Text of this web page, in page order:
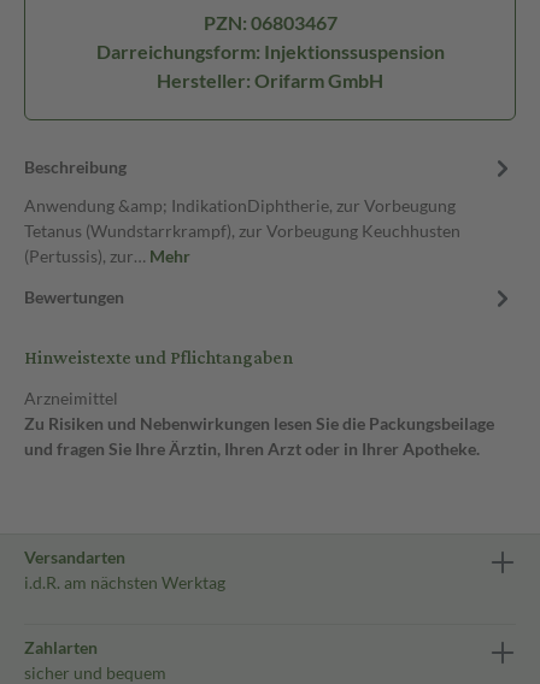
PZN: 06803467
Darreichungsform: Injektionssuspension
Hersteller: Orifarm GmbH
Beschreibung
Anwendung &amp; IndikationDiphtherie, zur Vorbeugung
Tetanus (Wundstarrkrampf), zur Vorbeugung Keuchhusten
(Pertussis), zur… Mehr
Bewertungen
Hinweistexte und Pflichtangaben
Arzneimittel
Zu Risiken und Nebenwirkungen lesen Sie die Packungsbeilage
und fragen Sie Ihre Ärztin, Ihren Arzt oder in Ihrer Apotheke.
Versandarten
i.d.R. am nächsten Werktag
Zahlarten
sicher und bequem